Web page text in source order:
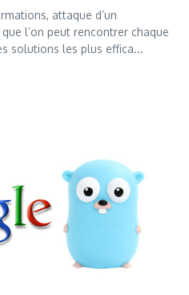
attaque d’un
l’on peut rencontrer chaque
solutions les plus effica...